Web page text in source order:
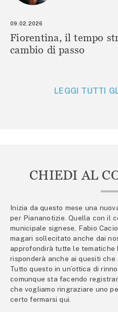
09.02.2026
Fiorentina, il tempo
cambio di passo
LEGGI TUTTI
CHIEDI AL
Inizia da questo mese una
per Piananotizie. Quella con il
municipale signese, Fabio
magari sollecitato anche dai
approfondirà tutte le tematiche
risponderà anche ai quesiti che
Tutto questo in un’ottica di
comunque sta facendo
che vogliamo ringraziare uno
certo fermarsi qui.